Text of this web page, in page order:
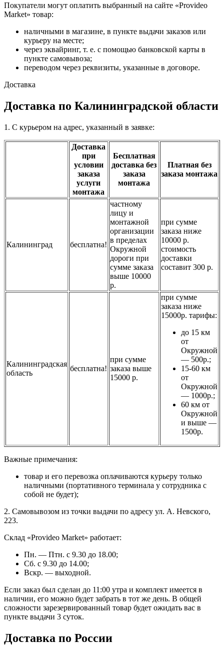
Покупатели могут оплатить выбранный на сайте «Provideo
Market» товар:
наличными в магазине, в пункте выдачи заказов или
курьеру на месте;
через эквайринг, т. е. с помощью банковской карты в
пункте самовывоза;
переводом через реквизиты, указанные в договоре.
Доставка
Доставка по Калининградской области
1. С курьером на адрес, указанный в заявке:
Доставка
при
условии
заказа
услуги
монтажа
Бесплатная
доставка без
заказа
монтажа
Платная без
заказа монтажа
Калининград бесплатна!
частному
лицу и
монтажной
организации
в пределах
Окружной
дороги при
сумме заказа
выше 10000
р.
при сумме
заказа ниже
10000 р.
стоимость
доставки
составит 300 р.
Калининградская
область
бесплатна!
при сумме
заказа выше
15000 р.
при сумме
заказа ниже
15000р. тарифы:
до 15 км
от
Окружной
— 500р.;
15-60 км
от
Окружной
— 1000р.;
60 км от
Окружной
и выше —
1500р.
Важные примечания:
товар и его перевозка оплачиваются курьеру только
наличными (портативного терминала у сотрудника с
собой не будет);
2. Самовывозом из точки выдачи по адресу ул. А. Невского,
223.
Склад «Provideo Market» работает:
Пн. — Птн. с 9.30 до 18.00;
Сб. с 9.30 до 14.00;
Вскр. — выходной.
Если заказ был сделан до 11:00 утра и комплект имеется в
наличии, его можно будет забрать в тот же день. В общей
сложности зарезервированный товар будет ожидать вас в
пункте выдачи 3 суток.
Доставка по России